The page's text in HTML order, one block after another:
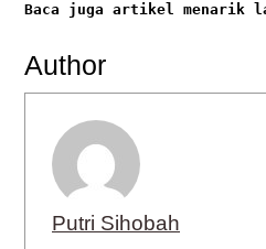
Baca juga artikel menarik
Author
Putri Sihobah